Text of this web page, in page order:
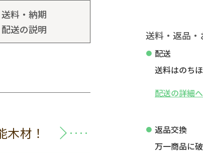
送料・納期
配送の説明
材！
送料・返品
配送
送料はのち
配送の詳細へ
返品交換
万一商品に